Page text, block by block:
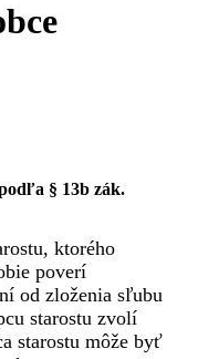
§ 13b zák.
ktorého
poverí
od zloženia sľubu
starostu zvolí
starostu môže byť